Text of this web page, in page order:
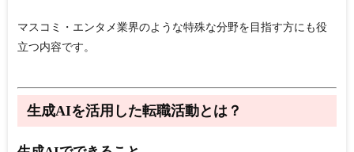
マスコミ・エンタメ業界のような特殊な分野を目指す方にも役
立つ内容です。
生成AIを活用した転職活動とは？